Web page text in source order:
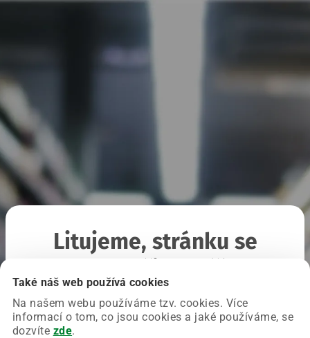
Také náš web používá cookies
Na našem webu používáme tzv. cookies. Více
informací o tom, co jsou cookies a jaké používáme, se
dozvíte zde.
Litujeme, stránku se
Chyba nastala na naší straně a už ji opravujeme.
Zkuste prosím znovu načíst požadovanou stránku.